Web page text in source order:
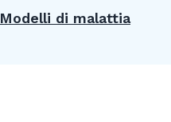
Modelli di malattia